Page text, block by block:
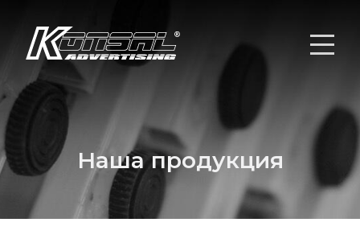
Наша продукция